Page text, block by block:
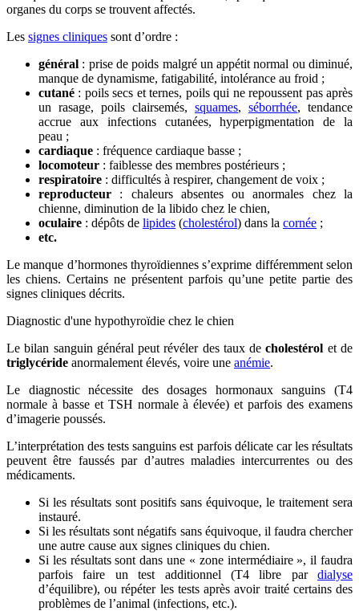
organes du corps se trouvent affectés.
Les signes cliniques sont d’ordre :
général : prise de poids malgré un appétit normal ou diminué,
manque de dynamisme, fatigabilité, intolérance au froid ;
cutané : poils secs et ternes, poils qui ne repoussent pas après
un rasage, poils clairsemés, squames, séborrhée, tendance
accrue aux infections cutanées, hyperpigmentation de la
peau ;
cardiaque : fréquence cardiaque basse ;
locomoteur : faiblesse des membres postérieurs ;
respiratoire : difficultés à respirer, changement de voix ;
reproducteur : chaleurs absentes ou anormales chez la
chienne, diminution de la libido chez le chien,
oculaire : dépôts de lipides (cholestérol) dans la cornée ;
etc.
Le manque d’hormones thyroïdiennes s’exprime différemment selon
les chiens. Certains ne présentent parfois qu’une petite partie des
signes cliniques décrits.
Diagnostic d'une hypothyroïdie chez le chien
Le bilan sanguin général peut révéler des taux decholestérol et de
triglycéride anormalement élevés, voire une anémie.
Le diagnostic nécessite des dosages hormonaux sanguins (T4
normale à basse et TSH normale à élevée) et parfois des examens
d’imagerie poussés.
L’interprétation des tests sanguins est parfois délicate car les résultats
peuvent être faussés par d’autres maladies intercurrentes ou des
médicaments.
Si les résultats sont positifs sans équivoque, le traitement sera
instauré.
Si les résultats sont négatifs sans équivoque, il faudra chercher
une autre cause aux signes cliniques du chien.
Si les résultats sont dans une « zone intermédiaire », il faudra
parfois faire un test additionnel (T4 libre par dialyse
d’équilibre), ou répéter les tests après avoir traité certains des
problèmes de l’animal (infections, etc.).